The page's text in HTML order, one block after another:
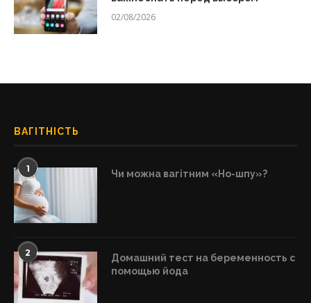
02/08/2026
ВАГІТНІСТЬ
1 Чи можна вагітним «Но-шпу»?
2
Домашний тест на беременность с
помощью йода